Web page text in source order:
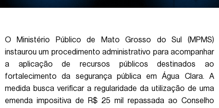
O Ministério Público de Mato Grosso do Sul (MPMS)
instaurou um procedimento administrativo para acompanhar
a aplicação de recursos públicos destinados ao
fortalecimento da segurança pública em Água Clara. A
medida busca verificar a regularidade da utilização de uma
emenda impositiva de R$ 25 mil repassada ao Conselho